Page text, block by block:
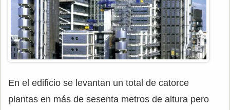
En el edificio se levantan un total de catorce
plantas en más de sesenta metros de altura pero